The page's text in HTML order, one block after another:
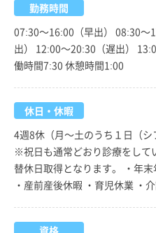
勤務時間
07:30～16:00（早出） 08:30～
出） 12:00～20:30（遅出）
働時間7:30 休憩時間1:00
休日・休暇
4週8休（月～土のうち１日（
※祝日も通常どおり診療をして
替休日取得となります。 ・年
・産前産後休暇 ・育児休業 ・